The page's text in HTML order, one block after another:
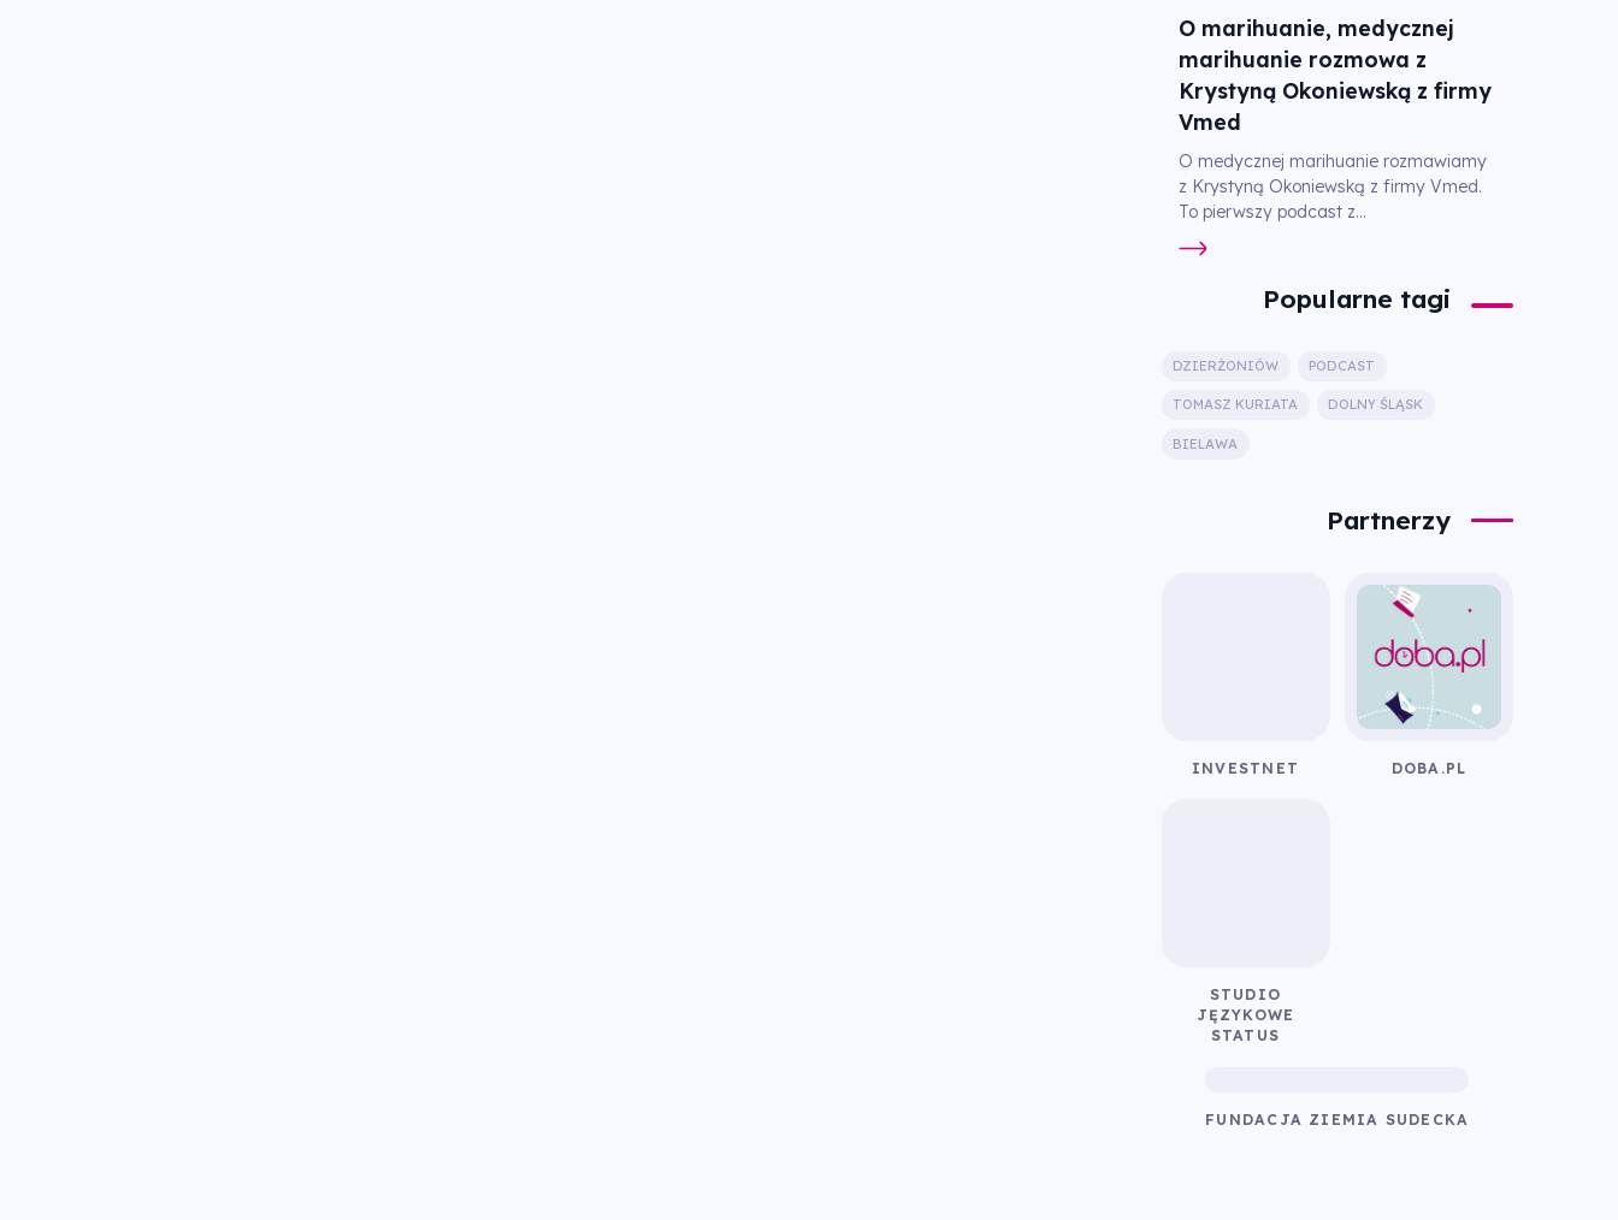
O marihuanie, medycznej
marihuanie rozmowa z
Krystyną Okoniewską z firmy
Vmed
O medycznej marihuanie rozmawiamy
z Krystyną Okoniewską z firmy Vmed.
To pierwszy podcast z...
Popularne tagi
DZIERŻONIÓW PODCAST
TOMASZ KURIATA DOLNY ŚLĄSK
BIELAWA
Partnerzy
INVESTNET DOBA.PL
STUDIO
JĘZYKOWE
STATUS
FUNDACJA ZIEMIA SUDECKA